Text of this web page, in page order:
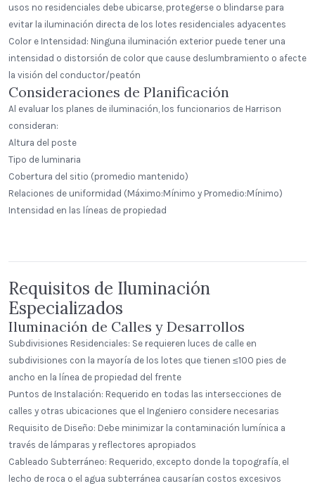
usos no residenciales debe ubicarse, protegerse o blindarse para
evitar la iluminación directa de los lotes residenciales adyacentes
Color e Intensidad: Ninguna iluminación exterior puede tener una
intensidad o distorsión de color que cause deslumbramiento o afecte
la visión del conductor/peatón
Consideraciones de Planificación
Al evaluar los planes de iluminación, los funcionarios de Harrison
consideran:
Altura del poste
Tipo de luminaria
Cobertura del sitio (promedio mantenido)
Relaciones de uniformidad (Máximo:Mínimo y Promedio:Mínimo)
Intensidad en las líneas de propiedad
191 North Wacker (Suite 1700)
Requisitos de Iluminación
Especializados
Iluminación de Calles y Desarrollos
Subdivisiones Residenciales: Se requieren luces de calle en
subdivisiones con la mayoría de los lotes que tienen ≤100 pies de
ancho en la línea de propiedad del frente
Puntos de Instalación: Requerido en todas las intersecciones de
calles y otras ubicaciones que el Ingeniero considere necesarias
Requisito de Diseño: Debe minimizar la contaminación lumínica a
través de lámparas y reflectores apropiados
Cableado Subterráneo: Requerido, excepto donde la topografía, el
lecho de roca o el agua subterránea causarían costos excesivos